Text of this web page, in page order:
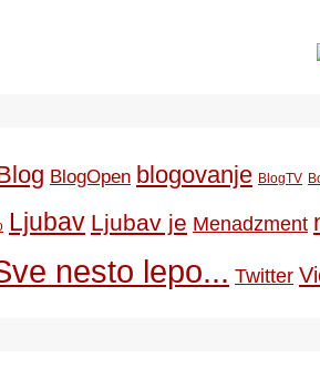
BlogOpen blogovanje BlogTV
Ljubav Ljubav je Menadzment
nesto lepo... Twitter